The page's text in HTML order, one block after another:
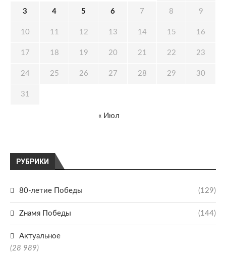
РУБРИКИ
80-летие Победы (129)
Zнамя Победы (144)
Актуальное
(28 989)
3 4 5 6 7 8 9
10 11 12 13 14 15 16
17 18 19 20 21 22 23
24 25 26 27 28 29 30
31
« Июл